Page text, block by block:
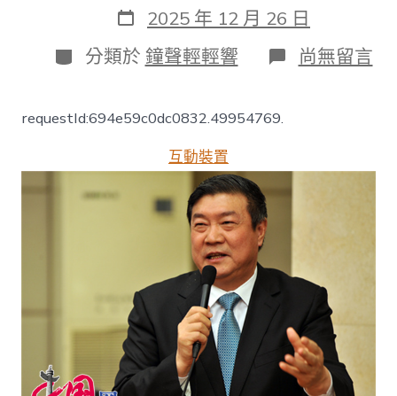
作
者
發
表
日
期
2025 年 12 月 26 日
分
類
分類於 鐘聲輕輕響 在
〈王
計
“蠻
橫”
長
綠
色
動
尚無留言
requestId:694e59c0dc0832.49954769.
互動裝置